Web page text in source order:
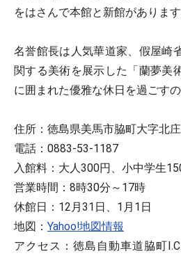
をはさんで本館と新館があります
名誉館長は人気華道家、假屋崎
関する美術を展示した「蘭夢美
に囲まれた優雅な休日を過ごす
住所：徳島県美馬市脇町大字北
電話：0883-53-1187
入館料：大人300円、小中学生
営業時間：8時30分～17時
休館日：12月31日、1月1日
地図： Yahoo!地図情報
アクセス：徳島自動車道脇町